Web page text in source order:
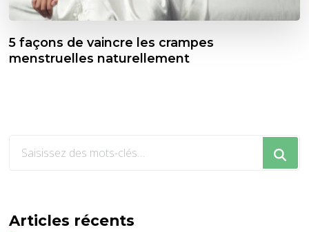
5 façons de vaincre les crampes
menstruelles naturellement
?
Articles récents